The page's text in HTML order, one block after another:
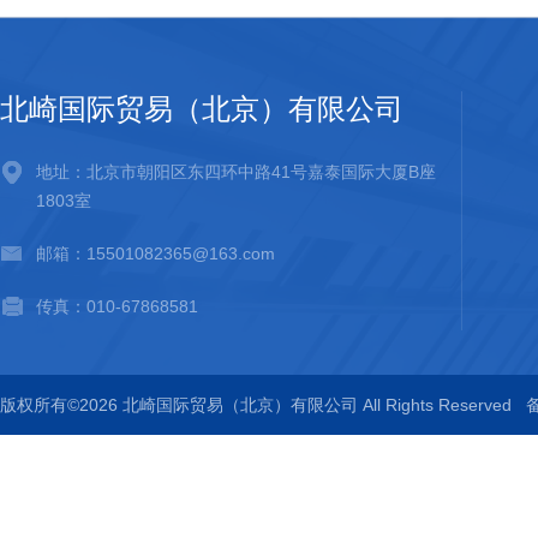
北崎国际贸易（北京）有限公司
地址：北京市朝阳区东四环中路41号嘉泰国际大厦B座
1803室
邮箱：15501082365@163.com
传真：010-67868581
版权所有©2026 北崎国际贸易（北京）有限公司 All Rights Reserved